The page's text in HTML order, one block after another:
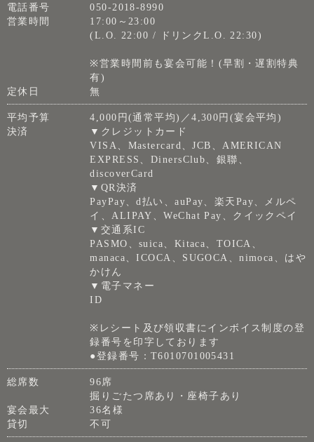
電話番号
050-2018-8990
営業時間
17:00～23:00
(L.O. 22:00 / ドリンクL.O. 22:30)
※営業時間前も宴会可能！(早割・遅割特典
有)
定休日
無
平均予算
4,000円(通常平均)／4,300円(宴会平均)
決済
▼クレジットカード
VISA、Mastercard、JCB、AMERICAN
EXPRESS、DinersClub、銀聯、
discoverCard
▼QR決済
PayPay、d払い、auPay、楽天Pay、メルペ
イ、ALIPAY、WeChat Pay、クイックペイ
▼交通系IC
PASMO、suica、Kitaca、TOICA、
manaca、ICOCA、SUGOCA、nimoca、はや
かけん
▼電子マネー
ID
※レシート及び領収書にインボイス制度の登
録番号を印字しております
●登録番号：T6010701005431
総席数
96席
掘りごたつ席あり・座椅子あり
宴会最大
36名様
貸切
不可